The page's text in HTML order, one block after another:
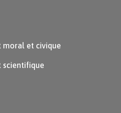
moral et civique
scientifique